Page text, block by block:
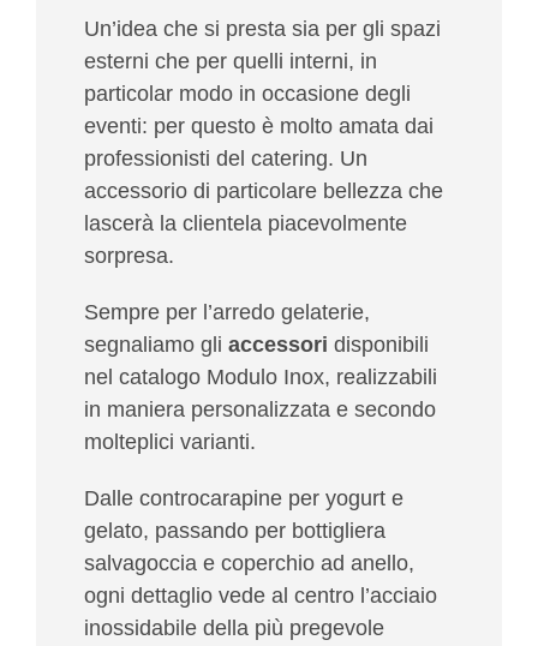
Un’idea che si presta sia per gli spazi
esterni che per quelli interni, in
particolar modo in occasione degli
eventi: per questo è molto amata dai
professionisti del catering. Un
accessorio di particolare bellezza che
lascerà la clientela piacevolmente
sorpresa.
Sempre per l’arredo gelaterie,
segnaliamo gli accessori disponibili
nel catalogo Modulo Inox, realizzabili
in maniera personalizzata e secondo
molteplici varianti.
Dalle controcarapine per yogurt e
gelato, passando per bottigliera
salvagoccia e coperchio ad anello,
ogni dettaglio vede al centro l’acciaio
inossidabile della più pregevole